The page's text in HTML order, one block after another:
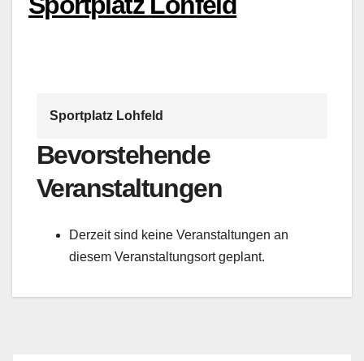
Sportplatz Lohfeld
Bevorstehende
Veranstaltungen
Derzeit sind keine Veranstaltungen an
diesem Veranstaltungsort geplant.